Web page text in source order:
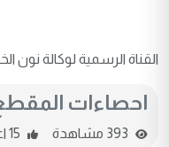
القناة الرسمية لوكالة نون
احصاءات